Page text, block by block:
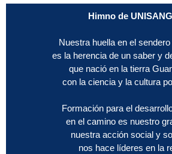
Himno de
Nuestra huella en el
es la herencia de un saber y
que nació en la tierra
con la ciencia y la cultura
Formación para el
en el camino es nuestro
nuestra acción social y
nos hace líderes en la